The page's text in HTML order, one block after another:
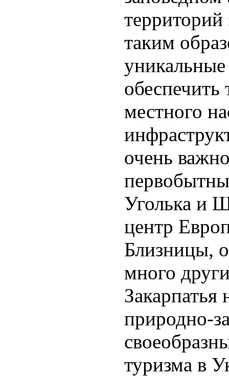
территорий
таким
обеспечить
местного
очень
Уголька и
центр
Близницы,
много
Закарпатья
природно-
туризма в